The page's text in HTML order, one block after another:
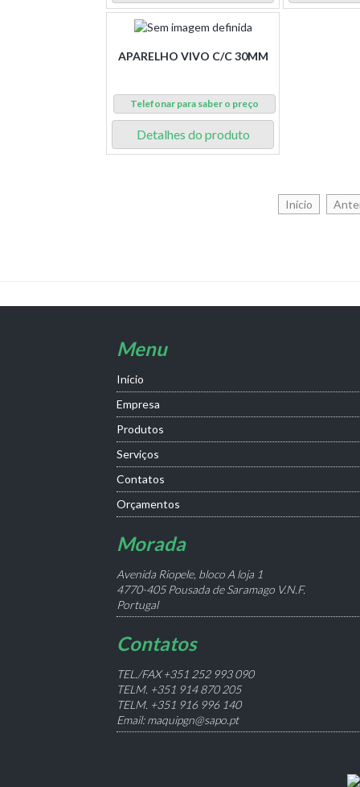
APARELHO VIVO C/C 30MM
Telefonar para saber o preço
Detalhes do produto
Início
Menu
Início
Empresa
Produtos
Serviços
Contatos
Orçamentos
Morada
Avenida Riopele, bloco A loja 1
4770-405 Pousada de Saramago V.N.F.
Portugal
Contatos
TEL./FAX +351 252 993 090
TELM. +351 914 870 205
TELM. +351 916 996 140
Email: maquipgn@sapo.pt